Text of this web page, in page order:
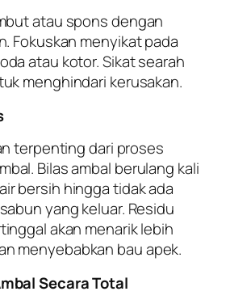
atau sponsdengan
Fokuskan menyikat pada
atau kotor. Sikat searah
menghindari kerusakan.
terpenting dari proses
Bilas ambal berulang kali
bersih hingga tidak ada
yang keluar. Residu
akan menarik lebih
menyebabkan bau apek.
Secara Total